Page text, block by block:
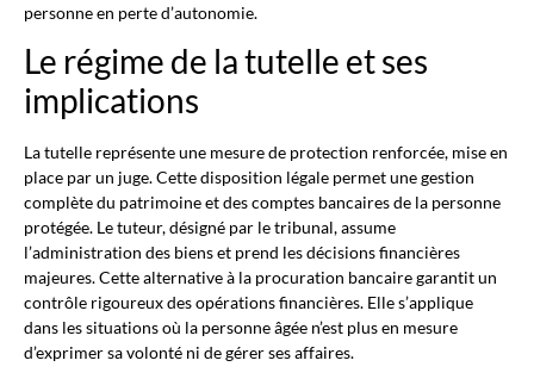
personne en perte d’autonomie.
Le régime de la tutelle et ses
implications
La tutelle représente une mesure de protection renforcée, mise en
place par un juge. Cette disposition légale permet une gestion
complète du patrimoine et des comptes bancaires de la personne
protégée. Le tuteur, désigné par le tribunal, assume
l’administration des biens et prend les décisions financières
majeures. Cette alternative à la procuration bancaire garantit un
contrôle rigoureux des opérations financières. Elle s’applique
dans les situations où la personne âgée n’est plus en mesure
d’exprimer sa volonté ni de gérer ses affaires.